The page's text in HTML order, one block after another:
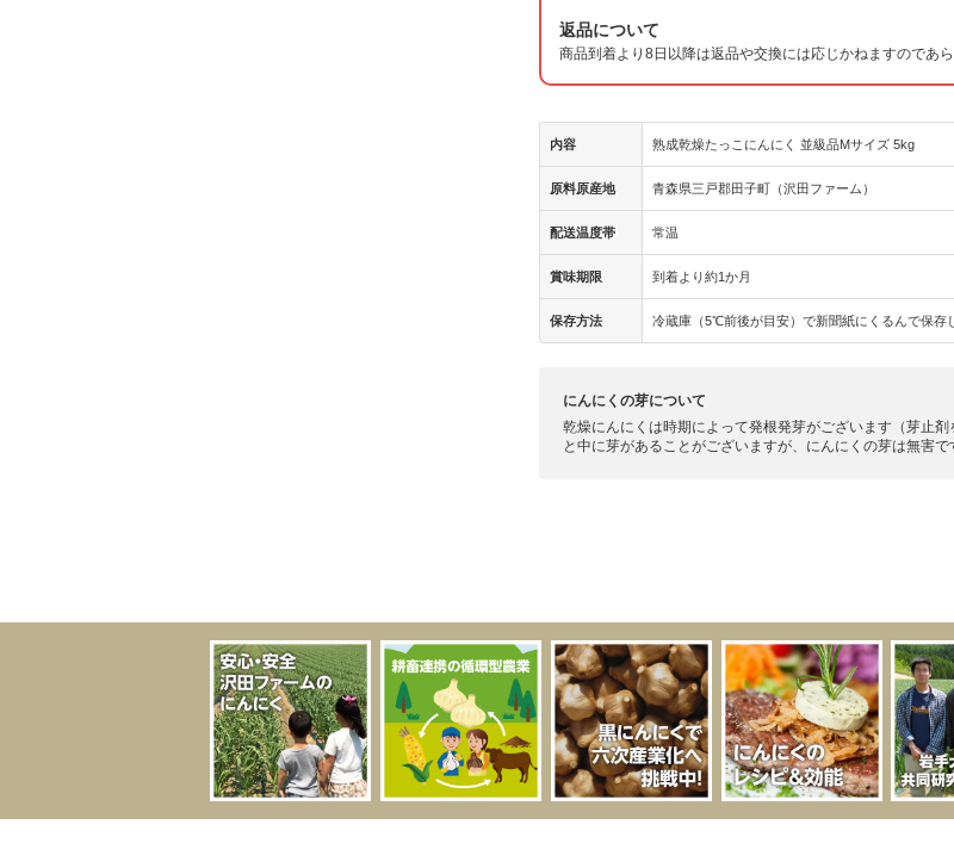
返品について
商品到着より8日以降は返品や交換には応じかねますのであら
内容 熟成乾燥たっこにんにく 並級品Mサイズ 5kg
原料原産地 青森県三戸郡田子町（沢田ファーム）
配送温度帯 常温
賞味期限 到着より約1か月
保存方法 冷蔵庫（5℃前後が目安）で新聞紙にくるんで保存
にんにくの芽について
乾燥にんにくは時期によって発根発芽がございます（芽止
と中に芽があることがございますが、にんにくの芽は無害で